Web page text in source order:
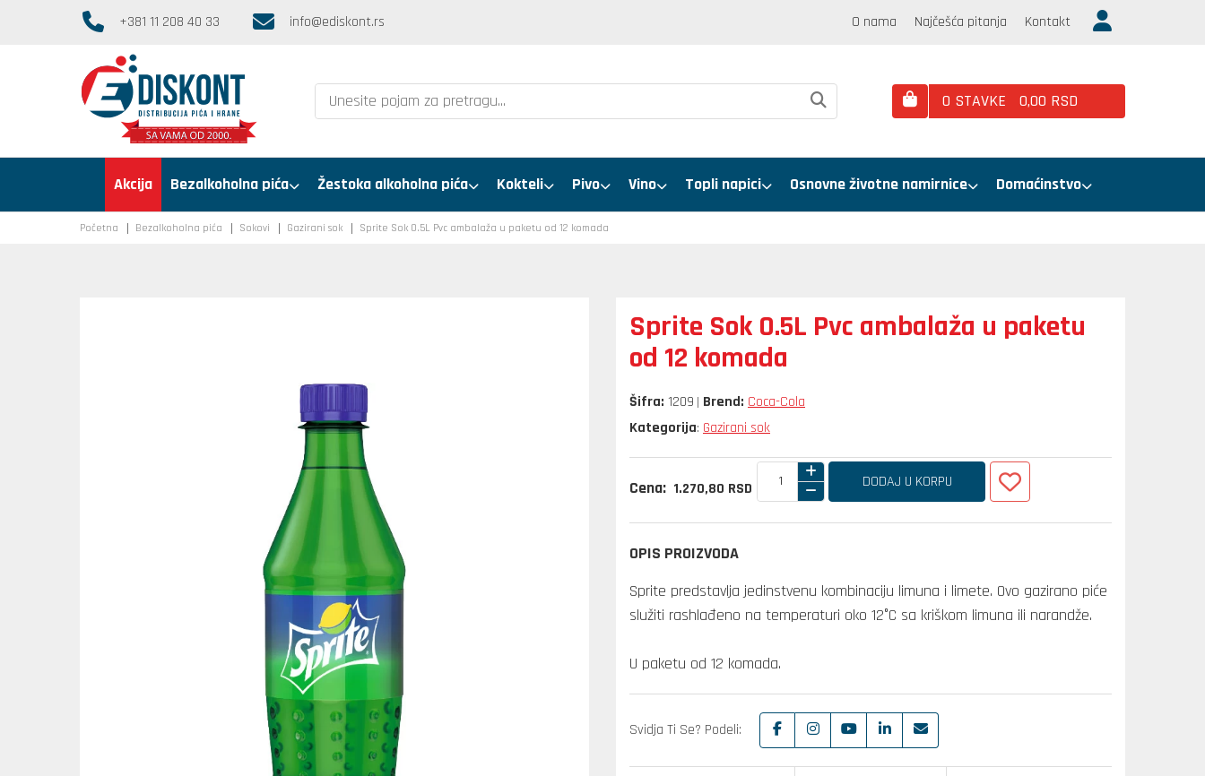
+381 11 208 40 33 info@ediskont.rs O nama Najčešća pitanja Kontakt
0 STAVKE 0,00 RSD
Akcija Bezalkoholna pića Žestoka alkoholna pića Kokteli Pivo Vino Topli napici Osnovne životne namirnice Domaćinstvo
Početna Bezalkoholna pića Sokovi Gazirani sok Sprite Sok 0.5L Pvc ambalaža u paketu od 12 komada
Sprite Sok 0.5L Pvc ambalaža u paketu
od 12 komada
Šifra: 1209 Brend: Coca-Cola
Kategorija: Gazirani sok
Cena: 1.270,80 RSD DODAJ U KORPU
OPIS PROIZVODA
Sprite predstavlja jedinstvenu kombinaciju limuna i limete. Ovo gazirano piće
služiti rashlađeno na temperaturi oko 12°C sa kriškom limuna ili narandže.
U paketu od 12 komada.
Svidja Ti Se? Podeli: